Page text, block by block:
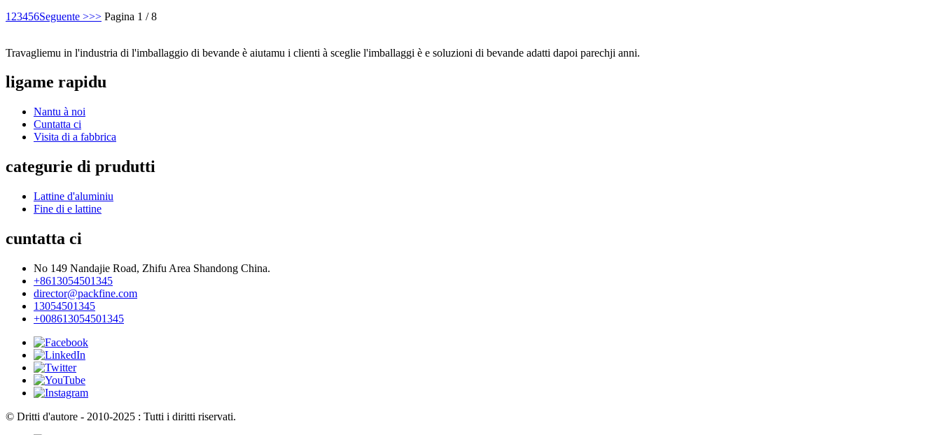
1 23456Seguente >>> Pagina 1 / 8
Travagliemu in l'industria di l'imballaggio di bevande è aiutamu i clienti à sceglie l'imballaggi è e soluzioni di bevande adatti dapoi parechji anni.
ligame rapidu
Nantu à noi
Cuntatta ci
Visita di a fabbrica
categurie di prudutti
Lattine d'aluminiu
Fine di e lattine
cuntatta ci
No 149 Nandajie Road, Zhifu Area Shandong China.
+8613054501345
director@packfine.com
13054501345
+008613054501345
© Dritti d'autore - 2010-2025 : Tutti i diritti riservati.